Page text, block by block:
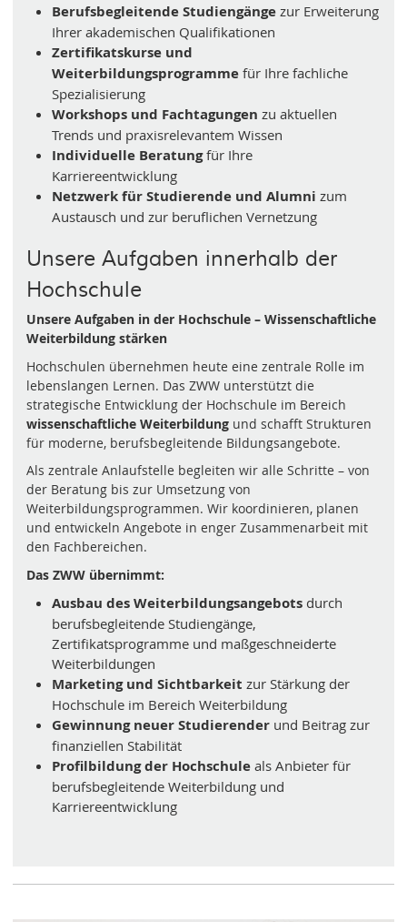
Berufsbegleitende Studiengänge zur Erweiterung
Ihrer akademischen Qualifikationen
Zertifikatskurse und
Weiterbildungsprogramme für Ihre fachliche
Spezialisierung
Workshops und Fachtagungen zu aktuellen
Trends und praxisrelevantem Wissen
Individuelle Beratungfür Ihre
Karriereentwicklung
Netzwerk für Studierende und Alumni zum
Austausch und zur beruflichen Vernetzung
Unsere Aufgaben innerhalb der
Hochschule
Unsere Aufgaben in der Hochschule – Wissenschaftliche
Weiterbildung stärken
Hochschulen übernehmen heute eine zentrale Rolle im
lebenslangen Lernen. Das ZWW unterstützt die
strategische Entwicklung der Hochschule im Bereich
wissenschaftliche Weiterbildungund schafft Strukturen
für moderne, berufsbegleitende Bildungsangebote.
Als zentrale Anlaufstelle begleiten wir alle Schritte – von
der Beratung bis zur Umsetzung von
Weiterbildungsprogrammen. Wir koordinieren, planen
und entwickeln Angebote in enger Zusammenarbeit mit
den Fachbereichen.
Das ZWW übernimmt:
Ausbau des Weiterbildungsangebots durch
berufsbegleitende Studiengänge,
Zertifikatsprogramme und maßgeschneiderte
Weiterbildungen
Marketing und Sichtbarkeit zur Stärkung der
Hochschule im Bereich Weiterbildung
Gewinnung neuer Studierender und Beitrag zur
finanziellen Stabilität
Profilbildung der Hochschule als Anbieter für
berufsbegleitende Weiterbildung und
Karriereentwicklung